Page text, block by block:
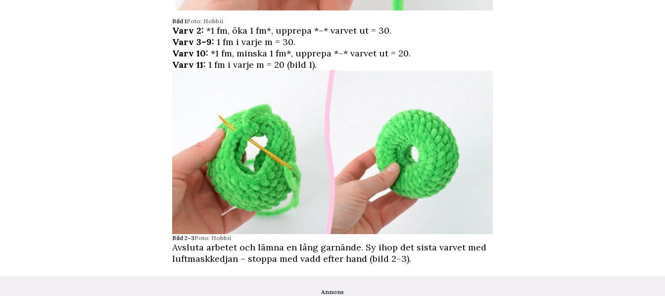
Bild 1Foto: Hobbii
Varv 2: *1 fm, öka 1 fm*, upprepa *–* varvet ut = 30.
Varv 3–9: 1 fm i varje m = 30.
Varv 10: *1 fm, minska 1 fm*, upprepa *–* varvet ut = 20.
Varv 11: 1 fm i varje m = 20 (bild 1).
Bild 2–3Foto: Hobbii
Avsluta arbetet och lämna en lång garnände. Sy ihop det sista varvet med
luftmaskkedjan – stoppa med vadd efter hand (bild 2–3).
Annons